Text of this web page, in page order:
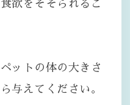
欲をそそられるこ
ットの体の大きさ
与えてください。